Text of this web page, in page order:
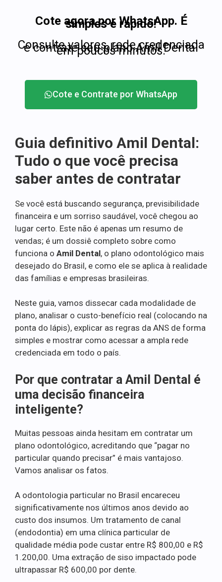
Cote agora por WhatsApp. É
simples e rápido!
Consulte valores, rede credenciada
e contrate seu plano Amil Dental
em poucos minutos.
Cote e Contrate por WhatsApp
Guia definitivo Amil Dental:
Tudo o que você precisa
saber antes de contratar
Se você está buscando segurança, previsibilidade
financeira e um sorriso saudável, você chegou ao
lugar certo. Este não é apenas um resumo de
vendas; é um dossiê completo sobre como
funciona o Amil Dental, o plano odontológico mais
desejado do Brasil, e como ele se aplica à realidade
das famílias e empresas brasileiras.
Neste guia, vamos dissecar cada modalidade de
plano, analisar o custo-benefício real (colocando na
ponta do lápis), explicar as regras da ANS de forma
simples e mostrar como acessar a ampla rede
credenciada em todo o país.
Por que contratar a Amil Dental é
uma decisão financeira
inteligente?
Muitas pessoas ainda hesitam em contratar um
plano odontológico, acreditando que “pagar no
particular quando precisar” é mais vantajoso.
Vamos analisar os fatos.
A odontologia particular no Brasil encareceu
significativamente nos últimos anos devido ao
custo dos insumos. Um tratamento de canal
(endodontia) em uma clínica particular de
qualidade média pode custar entre R$ 800,00 e R$
1.200,00. Uma extração de siso impactado pode
ultrapassar R$ 600,00 por dente.